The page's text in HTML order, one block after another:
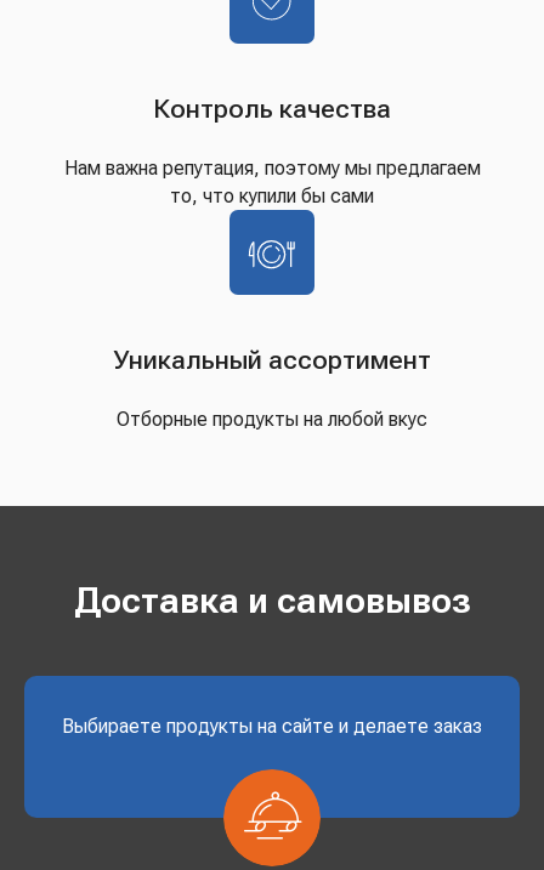
Контроль качества
Нам важна репутация, поэтому мы предлагаем
то, что купили бы сами
Уникальный ассортимент
Отборные продукты на любой вкус
Доставка и самовывоз
Выбираете продукты на сайте и делаете заказ